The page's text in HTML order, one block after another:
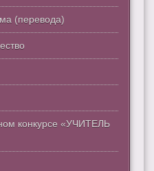
(перевода)
конкурсе «УЧИТЕЛЬ